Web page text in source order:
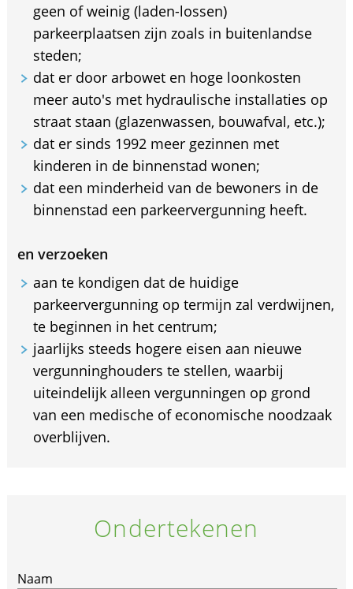
geen of weinig (laden-lossen)
parkeerplaatsen zijn zoals in buitenlandse
steden;
dat er door arbowet en hoge loonkosten
meer auto's met hydraulische installaties op
straat staan (glazenwassen, bouwafval, etc.);
dat er sinds 1992 meer gezinnen met
kinderen in de binnenstad wonen;
dat een minderheid van de bewoners in de
binnenstad een parkeervergunning heeft.
en verzoeken
aan te kondigen dat de huidige
parkeervergunning op termijn zal verdwijnen,
te beginnen in het centrum;
jaarlijks steeds hogere eisen aan nieuwe
vergunninghouders te stellen, waarbij
uiteindelijk alleen vergunningen op grond
van een medische of economische noodzaak
overblijven.
Ondertekenen
Naam